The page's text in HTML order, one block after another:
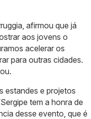
afirmou que já
aos jovens o
acelerar os
para outras cidades.
estandes e projetos
tem a honra de
desse evento, que é